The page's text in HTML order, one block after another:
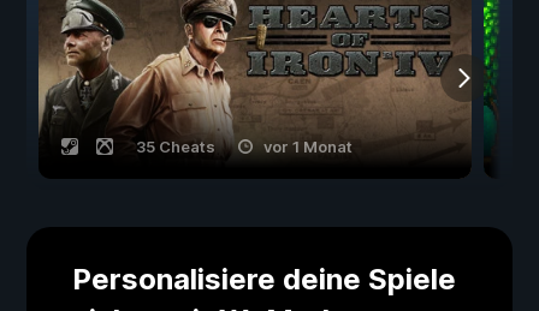
35 Cheats vor 1 Monat
Personalisiere deine Spiele